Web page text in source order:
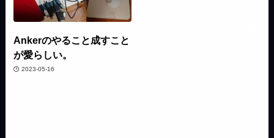
Ankerのやること成すこと
が愛らしい。
2023-05-16